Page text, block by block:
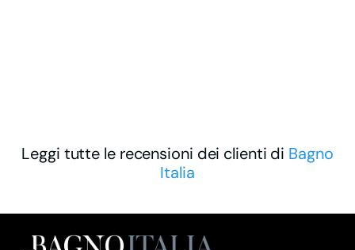
Leggi tutte le recensioni dei clienti di Bagno
Italia